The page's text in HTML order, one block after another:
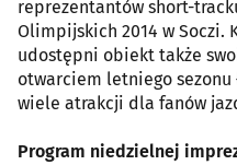
reprezentantów short-
Olimpijskich 2014 w Soczi.
udostępni obiekt także
otwarciem letniego sezonu
wiele atrakcji dla fanów
Program niedzielnej